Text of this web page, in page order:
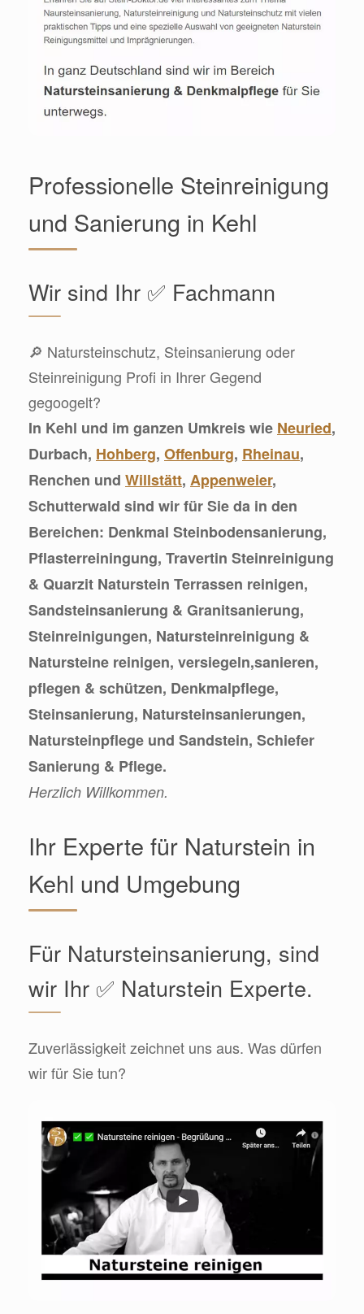
Professionelle Steinreinigung
und Sanierung in Kehl
Wir sind Ihr ✅ Fachmann
🔎 Natursteinschutz, Steinsanierung oder
Steinreinigung Profi in Ihrer Gegend
gegoogelt?
In Kehl und im ganzen Umkreis wie Neuried,
Durbach, Hohberg, Offenburg, Rheinau,
Renchen und Willstätt, Appenweier,
Schutterwald sind wir für Sie da in den
Bereichen: Denkmal Steinbodensanierung,
Pflasterreiningung, Travertin Steinreinigung
& Quarzit Naturstein Terrassen reinigen,
Sandsteinsanierung & Granitsanierung,
Steinreinigungen, Natursteinreinigung &
Natursteine reinigen, versiegeln,sanieren,
pflegen & schützen, Denkmalpflege,
Steinsanierung, Natursteinsanierungen,
Natursteinpflege und Sandstein, Schiefer
Sanierung & Pflege.
Herzlich Willkommen.
Ihr Experte für Naturstein in
Kehl und Umgebung
Für Natursteinsanierung, sind
wir Ihr ✅ Naturstein Experte.
Zuverlässigkeit zeichnet uns aus. Was dürfen
wir für Sie tun?